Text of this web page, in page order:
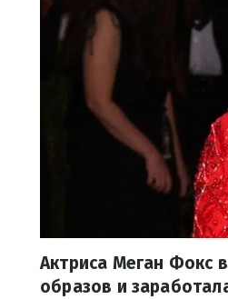
Актриса Меган Фокс
образов и